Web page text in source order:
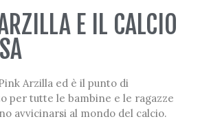
E IL CALCIO
Arzilla ed è il punto di
per tutte le bambine e le ragazze
avvicinarsi al mondo del calcio.